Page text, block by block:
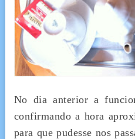
No dia anterior a
confirmando a hora
para que pudesse nos